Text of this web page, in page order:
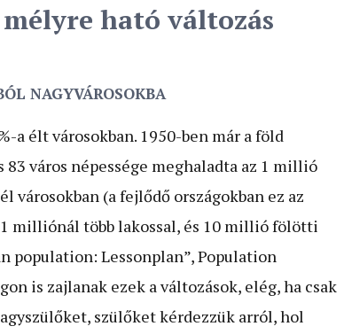
ható változás
NAGYVÁROSOKBA
a élt városokban. 1950-ben már a föld
83 város népessége meghaladta az 1 millió
városokban (a fejlődő országokban ez az
milliónál több lakossal, és 10 millió fölötti
population: Lessonplan”, Population
is zajlanak ezek a változások, elég, ha csak
szülőket kérdezzük arról, hol